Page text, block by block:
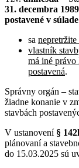
31. decembra 1989
postavené v
sa
vlastník
má iné právo
postavená.
Správny orgán –
žiadne konanie v
stavbách
V ustanovení §
plánovaní a
do 15.03.2025 sú